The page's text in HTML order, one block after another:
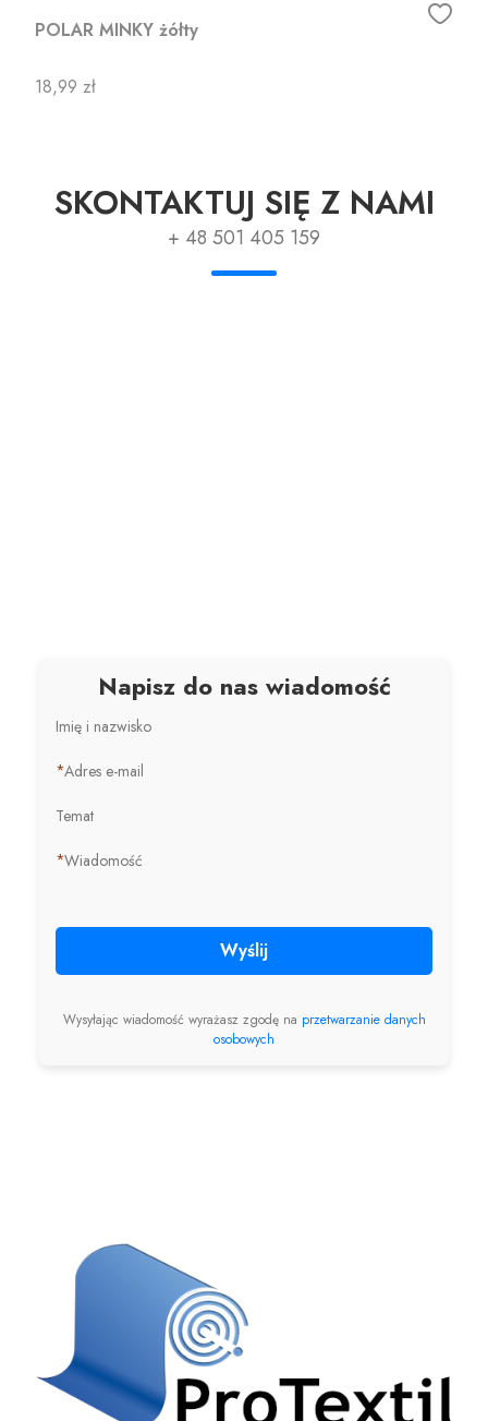
POLAR MINKY żółty
Cena
18,99 zł
SKONTAKTUJ SIĘ Z NAMI
+ 48 501 405 159
Napisz do nas wiadomość
Imię i nazwisko
*Adres e-mail
Temat
*Wiadomość
Wyślij
Wysyłając wiadomość wyrażasz zgodę na przetwarzanie danych
osobowych